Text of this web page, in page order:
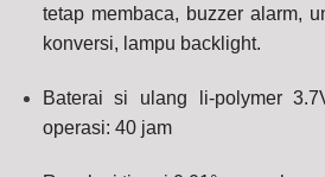
tetap membaca, buzzer alarm,
konversi, lampu backlight.
Baterai si ulang li-polymer
operasi: 40 jam